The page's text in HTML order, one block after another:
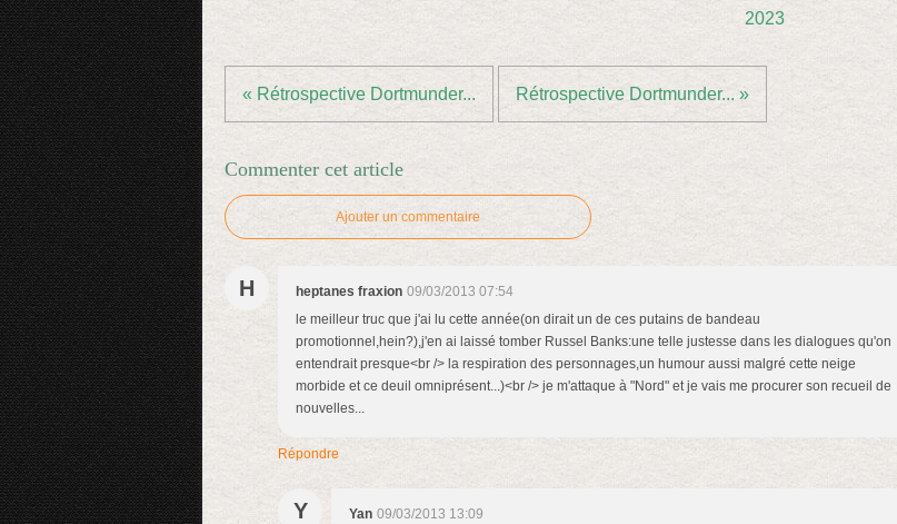
2023
« Rétrospective Dortmunder... Rétrospective Dortmunder... »
Commenter cet article
Ajouter un commentaire
H heptanes fraxion 09/03/2013 07:54
le meilleur truc que j'ai lu cette année(on dirait un de ces putains de bandeau
promotionnel,hein?),j'en ai laissé tomber Russel Banks:une telle justesse dans les dialogues qu'on
entendrait presque<br /> la respiration des personnages,un humour aussi malgré cette neige
morbide et ce deuil omniprésent...)<br /> je m'attaque à "Nord" et je vais me procurer son recueil de
nouvelles...
Répondre
Y Yan 09/03/2013 13:09